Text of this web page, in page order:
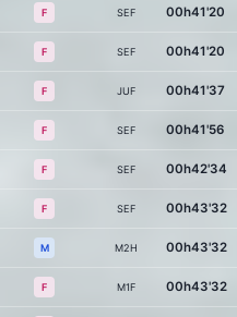
F SEF 00h41'20
F SEF 00h41'20
F JUF 00h41'37
F SEF 00h41'56
F SEF 00h42'34
F SEF 00h43'32
M M2H 00h43'32
F M1F 00h43'32